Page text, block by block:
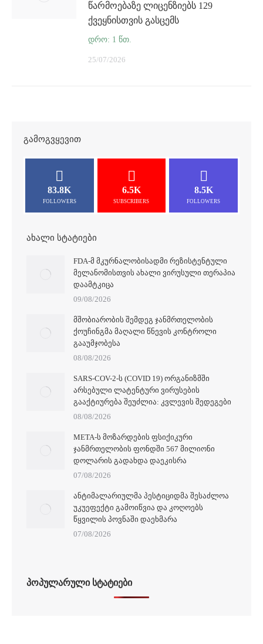
წარმოებაზე ლიცენზიებს 129
ქვეყნისთვის გასცემს
25/07/2026
ᲒᲐᲛᲝᲒᲕᲧᲔᲕᲘᲗ
83.8K
FOLLOWERS
6.5K
SUBSCRIBERS
8.5K
FOLLOWERS
ᲐᲮᲐᲚᲘ ᲡᲢᲐᲢᲘᲔᲑᲘ
FDA-Მ ᲛᲙᲣᲠᲜᲐᲚᲝᲑᲘᲡᲐᲓᲛᲘ ᲠᲔᲖᲘᲡᲢᲔᲜᲢᲣᲚᲘ
ᲛᲔᲚᲐᲜᲝᲛᲘᲡᲗᲕᲘᲡ ᲐᲮᲐᲚᲘ ᲕᲘᲠᲣᲡᲣᲚᲘ ᲗᲔᲠᲐᲞᲘᲐ
ᲓᲐᲐᲛᲢᲙᲘᲪᲐ
09/08/2026
ᲛᲨᲝᲑᲘᲐᲠᲝᲑᲘᲡ ᲨᲔᲛᲓᲔᲒ ᲯᲐᲜᲛᲠᲗᲔᲚᲝᲑᲘᲡ
ᲥᲝᲣᲩᲘᲜᲒᲛᲐ ᲛᲐᲦᲐᲚᲘ ᲬᲜᲔᲕᲘᲡ ᲙᲝᲜᲢᲠᲝᲚᲘ
ᲒᲐᲐᲣᲛᲯᲝᲑᲔᲡᲐ
08/08/2026
SARS-COV-2-Ს (COVID 19) ᲝᲠᲒᲐᲜᲘᲖᲛᲨᲘ
ᲐᲠᲡᲔᲑᲣᲚᲘ ᲚᲐᲢᲔᲜᲢᲣᲠᲘ ᲕᲘᲠᲣᲡᲔᲑᲘᲡ
ᲒᲐᲐᲥᲢᲘᲣᲠᲔᲑᲐ ᲨᲔᲣᲫᲚᲘᲐ: ᲙᲕᲚᲔᲕᲘᲡ ᲨᲔᲓᲔᲒᲔᲑᲘ
08/08/2026
META-Ს ᲛᲝᲖᲐᲠᲓᲔᲑᲘᲡ ᲤᲡᲘᲥᲘᲙᲣᲠᲘ
ᲯᲐᲜᲛᲠᲗᲔᲚᲝᲑᲘᲡ ᲤᲝᲜᲓᲨᲘ 567 ᲛᲘᲚᲘᲝᲜᲘ
ᲓᲝᲚᲐᲠᲘᲡ ᲒᲐᲓᲐᲮᲓᲐ ᲓᲐᲔᲙᲘᲡᲠᲐ
07/08/2026
ᲐᲜᲢᲘᲛᲐᲚᲐᲠᲘᲣᲚᲛᲐ ᲞᲔᲡᲢᲘᲪᲘᲓᲛᲐ ᲨᲔᲡᲐᲫᲚᲝᲐ
ᲣᲙᲣᲔᲤᲔᲥᲢᲘ ᲒᲐᲛᲝᲘᲬᲕᲘᲐ ᲓᲐ ᲙᲝᲦᲝᲔᲑᲡ
ᲬᲧᲕᲘᲚᲘᲡ ᲞᲝᲕᲜᲐᲨᲘ ᲓᲐᲔᲮᲛᲐᲠᲐ
07/08/2026
ᲞᲝᲞᲣᲚᲐᲠᲣᲚᲘ ᲡᲢᲐᲢᲘᲔᲑᲘ